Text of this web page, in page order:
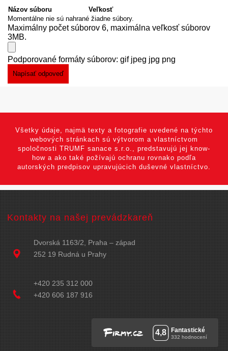
Názov súboru
Veľkosť
Momentálne nie sú nahrané žiadne súbory.
Maximálny počet súborov 6, maximálna veľkosť súborov
3MB.
Podporované formáty súborov: gif jpeg jpg png
Všetky údaje, najmä texty a fotografie uvedené na týchto
webových stránkach sú výtvorom a vlastníctvom
spoločnosti TRUMF sanace s.r.o., predstavujú jej know-
how a ako také požívajú ochranu rovnako podľa
autorských predpisov upravujúcich duševné vlastníctvo.
Kontakty na našej prevádzkareň
Dvorská 1163/2, Praha – západ
252 19 Rudná u Prahy
+420 235 312 000
+420 606 187 916